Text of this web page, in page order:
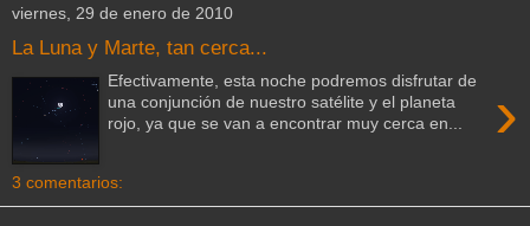
viernes, 29 de enero de 2010
La Luna y Marte, tan cerca...
›
Efectivamente, esta noche podremos disfrutar de
una conjunción de nuestro satélite y el planeta
rojo, ya que se van a encontrar muy cerca en...
3 comentarios: